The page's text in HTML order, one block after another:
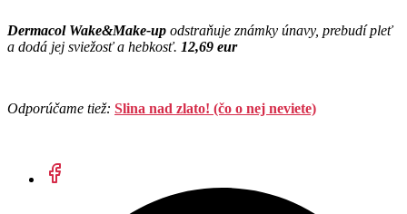
Dermacol Wake&Make-up odstraňuje známky únavy, prebudí pleť
a dodá jej sviežosť a hebkosť. 12,69 eur
Odporúčame tiež: Slina nad zlato! (čo o nej neviete)